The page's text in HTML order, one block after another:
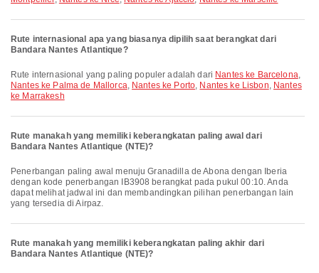
Rute internasional apa yang biasanya dipilih saat berangkat dari
Bandara Nantes Atlantique?
Rute internasional yang paling populer adalah dari Nantes ke Barcelona,
Nantes ke Palma de Mallorca, Nantes ke Porto, Nantes ke Lisbon, Nantes
ke Marrakesh
Rute manakah yang memiliki keberangkatan paling awal dari
Bandara Nantes Atlantique (NTE)?
Penerbangan paling awal menuju Granadilla de Abona dengan Iberia
dengan kode penerbangan IB3908 berangkat pada pukul 00:10. Anda
dapat melihat jadwal ini dan membandingkan pilihan penerbangan lain
yang tersedia di Airpaz.
Rute manakah yang memiliki keberangkatan paling akhir dari
Bandara Nantes Atlantique (NTE)?